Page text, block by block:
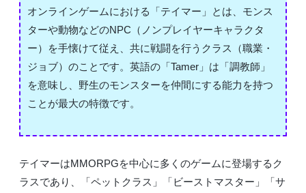
オンラインゲームにおける「テイマー」とは、モンス
ターや動物などのNPC（ノンプレイヤーキャラクタ
ー）を手懐けて従え、共に戦闘を行うクラス（職業・
ジョブ）のことです。英語の「Tamer」は「調教師」
を意味し、野生のモンスターを仲間にする能力を持つ
ことが最大の特徴です。
テイマーはMMORPGを中心に多くのゲームに登場するク
ラスであり、「ペットクラス」「ビーストマスター」「サ